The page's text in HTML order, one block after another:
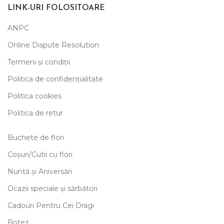
LINK-URI FOLOSITOARE
ANPC
Online Dispute Resolution
Termeni și condiții
Politica de confidențialitate
Politica cookies
Politica de retur
Buchete de flori
Coșuri/Cutii cu flori
Nuntă și Aniversări
Ocazii speciale și sărbători
Cadouri Pentru Cei Dragi